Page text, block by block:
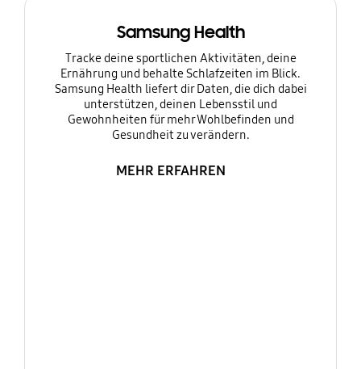
Samsung Health
Tracke deine sportlichen Aktivitäten, deine
Ernährung und behalte Schlafzeiten im Blick.
Samsung Health liefert dir Daten, die dich dabei
unterstützen, deinen Lebensstil und
Gewohnheiten für mehr Wohlbefinden und
Gesundheit zu verändern.
MEHR ERFAHREN